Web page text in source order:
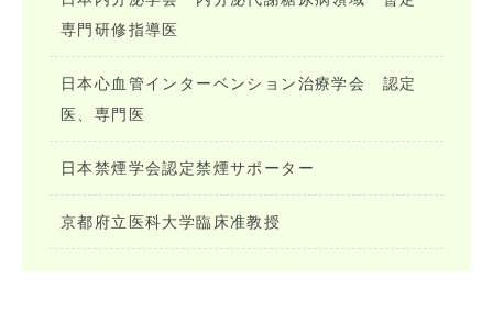
専門研修指導医
日本心血管インターベンション治療学会 認定
医、専門医
日本禁煙学会認定禁煙サポーター
京都府立医科大学臨床准教授